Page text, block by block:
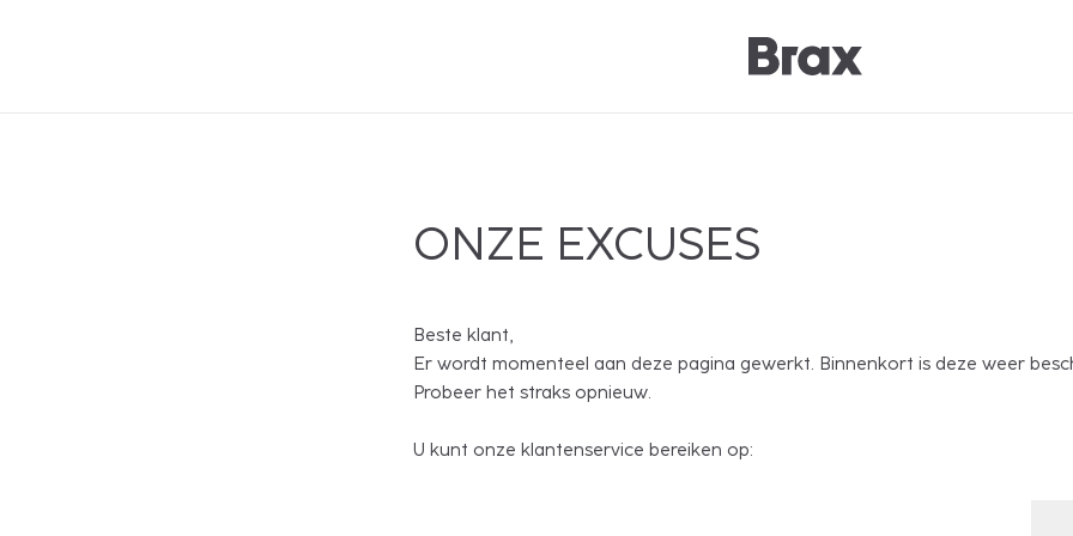
ONZE EXCUSES
Beste klant,
Er wordt momenteel aan deze pagina gewerkt. Binnenkort is deze weer
Probeer het straks opnieuw.
U kunt onze klantenservice bereiken op: